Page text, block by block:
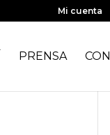
Mi cuenta
PRENSA